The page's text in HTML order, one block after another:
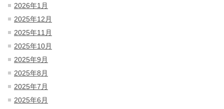
2026年1月
2025年12月
2025年11月
2025年10月
2025年9月
2025年8月
2025年7月
2025年6月